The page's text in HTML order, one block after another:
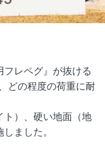
レペグ』が抜ける
どの程度の荷重に耐
ト）、硬い地面（地
ました。